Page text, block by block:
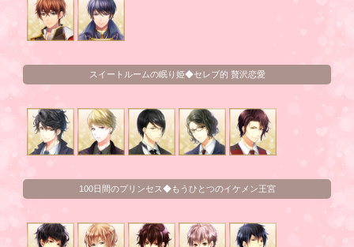
スイートルームの眠り姫◆セレブ的 贅沢恋愛
100日間のプリンセス◆もうひとつのイケメン王宮